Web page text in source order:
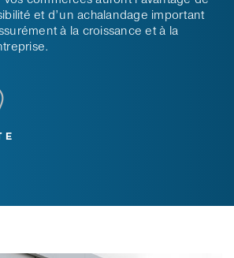
et d’un achalandage important
à la croissance et à la